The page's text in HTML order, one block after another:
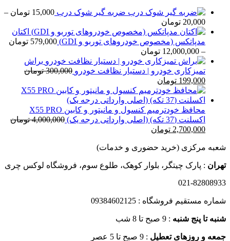
ضربه گیر شوک درب 15,000 تومان –
20,000 تومان
قیمت:
15,000 تومان
تا
20,000 تومان
اکتان
مدپاتکس (مخصوص خودروهای توربو و GDI)
579,000 تومان
–
12,000,000 تومان
قیمت:
579,000 تومان
12,000,000 تومان
براش
تمیزکاری خودرو | دستیار نظافت خودرو 300,000 تومان
قیمت
اصلی
300,000 تومان
بود.
199,000 تومان
فعلی
199,000 تومان
است.
محافظ خودترمیم کنسول و مانیتور و کابین X55 PRO
اکسلنت (37 تکه) (اصلی وارداتی درجه یک)
4,000,000 تومان
قیمت
4,000,000 تومان
2,700,000 تومان
2,700,000 تومان
شعبه مرکزی (خرید حضوری و خدمات)
تهران : پارک چیتگر، بلوار کوهک، طلوع سوم، فروشگاه لوکس چری
021-82808933
شماره مستقیم فروشگاه : 09384602125
شنبه تا پنج شنبه : 9 صبح تا 8 شب
جمعه و روزهای تعطیل : 9 صبح تا 5 عصر